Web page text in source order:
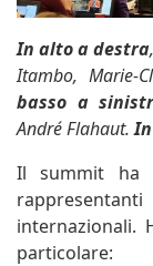
In alto a destra
Itambo, Marie-
basso a
André Flahaut.
Il summit ha
internazionali.
particolare: